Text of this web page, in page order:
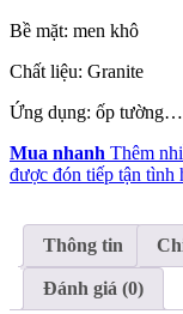
Bề mặt: men khô
Chất liệu: Granite
Ứng dụng: ốp tường…
Mua nhanh Thêm
được đón tiếp tận tình
Thông tin
Đánh giá (0)